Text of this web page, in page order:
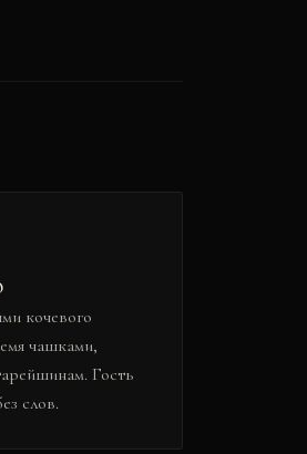
кочевого
чашками,
Гость
слов.